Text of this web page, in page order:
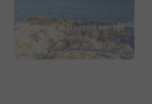
Campings in Slovenië aan zee